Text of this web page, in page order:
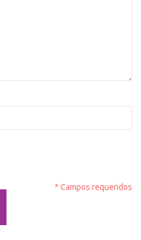
* Campos requeridos